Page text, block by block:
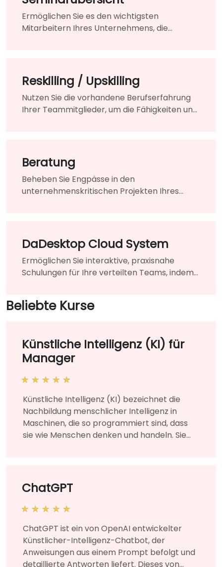
Ermöglichen Sie es den wichtigsten
Mitarbeitern Ihres Unternehmens, die
sind.
Reskilling / Upskilling
Nutzen Sie die vorhandene Berufserfahrung
Ihrer Teammitglieder, um die Fähigkeiten und
Beratung
Beheben Sie Engpässe in den
unternehmenskritischen Projekten Ihres
DaDesktop Cloud System
Ermöglichen Sie interaktive, praxisnahe
Schulungen für Ihre verteilten Teams, indem
einbinden.
Beliebte Kurse
Künstliche Intelligenz (KI) für
Manager
Künstliche Intelligenz (KI) bezeichnet die
Nachbildung menschlicher Intelligenz in
Maschinen, die so programmiert sind, dass
sie wie Menschen denken und handeln. Sie
Unternehmenskontexten eingesetzt, um
organisatorische Herausforderungen zu
bewältigen. Dieses von einem Trainer
richtet sich an Manager und
Geschäftsführer, die die Grundlagen der
Künstlichen Intelligenz erlernen sowie KI-
ChatGPT
ChatGPT ist ein von OpenAI entwickelter
Künstlicher-Intelligenz-Chatbot, der
Anweisungen aus einem Prompt befolgt und
detaillierte Antworten liefert. Dieses von